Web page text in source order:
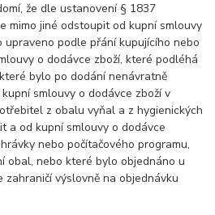
že dle ustanovení § 1837
mimo jiné odstoupit od kupní smlouvy
upraveno podle přání kupujícího nebo
o dodávce zboží, které podléhá
bylo po dodání nenávratně
smlouvy o dodávce zboží v
z obalu vyňal a z hygienických
a od kupní smlouvy o dodávce
nebo počítačového programu,
obal, nebo které bylo objednáno u
zahraničí výslovně na objednávku